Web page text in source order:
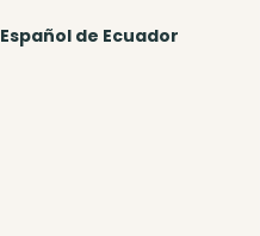
Español de Ecuador